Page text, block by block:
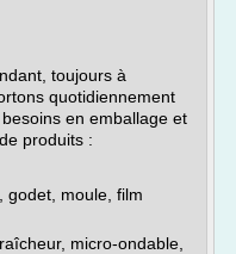
toujours à
quotidiennement
en emballage et
produits :
godet, moule, film
micro-ondable,